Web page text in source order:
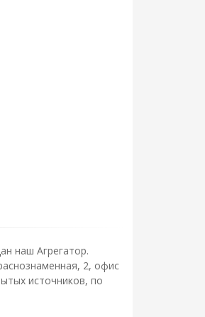
наш Агрегатор.
2, офис
источников, по